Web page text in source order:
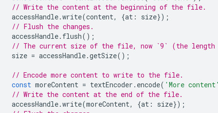
// Write the content at the beginning of the file.
accessHandle.write(content, {at : size});
// Flush the changes.
accessHandle. flush();
// The current size of the file, now `9` (the length
size = accessHandle.getSize();
// Encode more content to write to the file.
const moreContent = textEncoder . encode( 'More
// Write the content at the end of the file.
accessHandle.write(moreContent, {at : size});